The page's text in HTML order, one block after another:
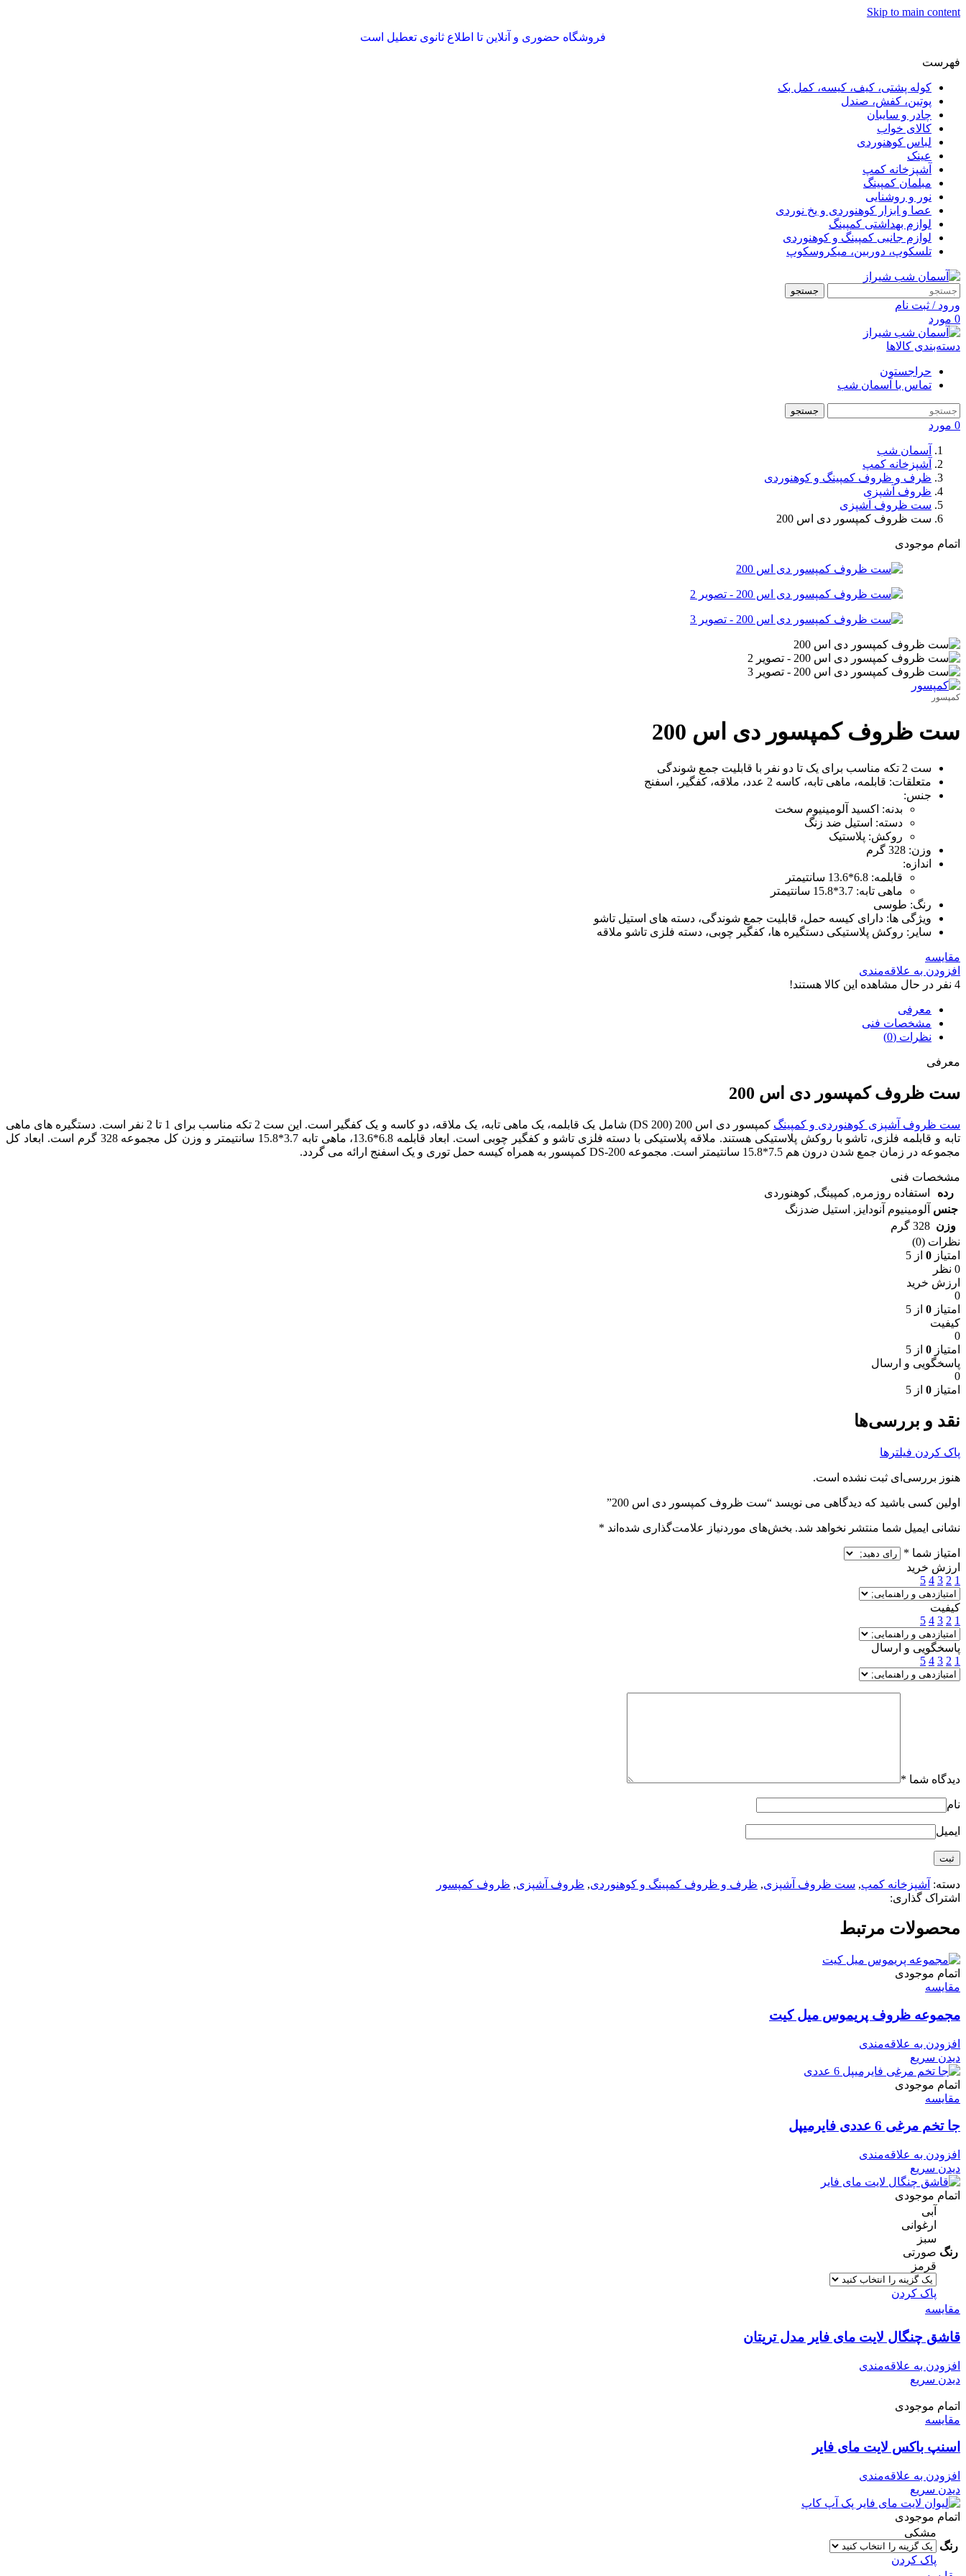
Skip to main content
فروشگاه حضوری و آنلاین تا اطلاع ثانوی تعطیل است
فهرست
کوله پشتی، کیف، کیسه، کمل بک
پوتین، کفش، صندل
چادر و سایبان
کالای خواب
لباس کوهنوردی
عینک
آشپزخانه کمپ
مبلمان کمپینگ
نور و روشنایی
عصا و ابزار کوهنوردی و یخ نوردی
لوازم بهداشتی کمپینگ
لوازم جانبی کمپینگ و کوهنوردی
تلسکوپ، دوربین، میکروسکوپ
جستجو
ورود / ثبت نام
0 مورد
دسته‌بندی کالاها
حراجستون
تماس با آسمان شب
جستجو
0 مورد
آسمان شب
آشپزخانه کمپ
ظرف و ظروف کمپینگ و کوهنوردی
ظروف آشپزی
ست ظروف آشپزی
ست ظروف کمپسور دی اس 200
اتمام موجودی
کمپسور
ست ظروف کمپسور دی اس 200
ست 2 تکه مناسب برای یک تا دو نفر با قابلیت جمع شوندگی
متعلقات: قابلمه، ماهی تابه، کاسه 2 عدد، ملاقه، کفگیر، اسفنج
جنس:
بدنه: اکسید آلومینیوم سخت
دسته: استیل ضد زنگ
روکش: پلاستیک
وزن: 328 گرم
اندازه:
قابلمه: 6.8*13.6 سانتیمتر
ماهی تابه: 3.7*15.8 سانتیمتر
رنگ: طوسی
ویژگی ها: دارای کیسه حمل، قابلیت جمع شوندگی، دسته های استیل تاشو
سایر: روکش پلاستیکی دستگیره ها، کفگیر چوبی، دسته فلزی تاشو ملاقه
مقایسه
افزودن به علاقه‌مندی
4 نفر در حال مشاهده این کالا هستند!
معرفی
مشخصات فنی
نظرات (0)
معرفی
ست ظروف کمپسور دی اس 200
ست ظروف آشپزی کوهنوردی و کمپینگ
کمپسور دی اس 200 (DS 200) شامل یک قابلمه، یک ماهی تابه، یک ملاقه، دو کاسه و یک کفگیر است. این ست 2 تکه مناسب برای 1 تا 2 نفر است. دستگیره های ماهی
تابه و قابلمه فلزی، تاشو با روکش پلاستیکی هستند. ملاقه پلاستیکی با دسته فلزی تاشو و کفگیر چوبی است. ابعاد قابلمه 6.8*13.6، ماهی تابه 3.7*15.8 سانتیمتر و وزن کل مجموعه 328 گرم است. ابعاد کل
مجموعه در زمان جمع شدن درون هم 7.5*15.8 سانتیمتر است. مجموعه DS-200 کمپسور به همراه کیسه حمل توری و یک اسفنج ارائه می گردد.
مشخصات فنی
رده
استفاده روزمره, کمپینگ, کوهنوردی
جنس آلومینیوم آنودایز , استیل ضدزنگ
وزن 328 گرم
نظرات (0)
امتیاز 0 از 5
0 نظر
ارزش خرید
0
امتیاز 0 از 5
کیفیت
0
امتیاز 0 از 5
پاسخگویی و ارسال
0
امتیاز 0 از 5
نقد و بررسی‌ها
پاک کردن فیلترها
هنوز بررسی‌ای ثبت نشده است.
اولین کسی باشید که دیدگاهی می نویسد “ست ظروف کمپسور دی اس 200”
نشانی ایمیل شما منتشر نخواهد شد. بخش‌های موردنیاز علامت‌گذاری شده‌اند *
امتیاز شما *
ارزش خرید
1
2
3
4
5
کیفیت
1
2
3
4
5
پاسخگویی و ارسال
1
2
3
4
5
دیدگاه شما *
نام
ایمیل
دسته: آشپزخانه کمپ, ست ظروف آشپزی, ظرف و ظروف کمپینگ و کوهنوردی, ظروف آشپزی, ظروف کمپسور
اشتراک گذاری:
محصولات مرتبط
اتمام موجودی
مقایسه
مجموعه ظروف پریموس میل کیت
افزودن به علاقه‌مندی
دیدن سریع
اتمام موجودی
مقایسه
جا تخم مرغی 6 عددی فایرمیپل
افزودن به علاقه‌مندی
دیدن سریع
اتمام موجودی
رنگ
آبی
ارغوانی
سبز
صورتی
قرمز
پاک کردن
مقایسه
قاشق چنگال لایت مای فایر مدل تریتان
افزودن به علاقه‌مندی
دیدن سریع
اتمام موجودی
مقایسه
اسنپ باکس لایت مای فایر
افزودن به علاقه‌مندی
دیدن سریع
اتمام موجودی
رنگ
مشکی
پاک کردن